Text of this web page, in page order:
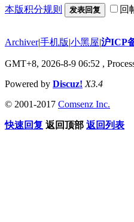
本版积分规则 发表回复 回
Archiver|手机版|小黑屋|沪ICP
GMT+8, 2026-8-9 06:52 ,
Powered by Discuz! X3.4
© 2001-2017 Comsenz Inc.
快速回复 返回顶部 返回列表